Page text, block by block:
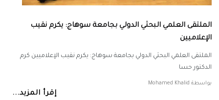
الملتقى العلمي البحثي الدولي بجامعة سوهاج: يكرم نقيب
الإعلاميين
الملتقى العلمي البحثي الدولي بجامعة سوهاج: يكرم نقيب الإعلاميين كرم
الدكتور حسا
بواسطة Mohamed Khalid
إقرأ المزيد...